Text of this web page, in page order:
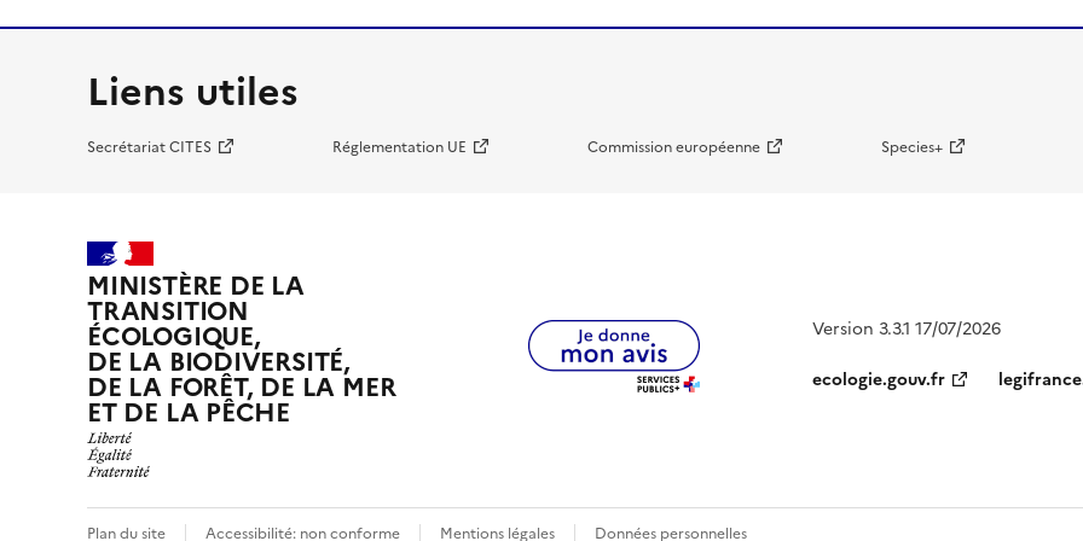
Liens utiles
Secrétariat CITES Réglementation UE Commission européenne Species+
MINISTÈRE DE LA
TRANSITION
ÉCOLOGIQUE,
DE LA BIODIVERSITÉ,
DE LA FORÊT, DE LA MER
ET DE LA PÊCHE
Version 3.3.1 17/07/2026
ecologie.gouv.fr
Plan du site Accessibilité: non conforme Mentions légales Données personnelles